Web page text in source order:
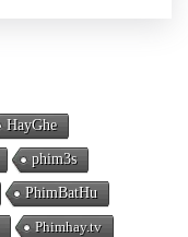
HayGhe
phim3s
PhimBatHu
Phimhay.tv